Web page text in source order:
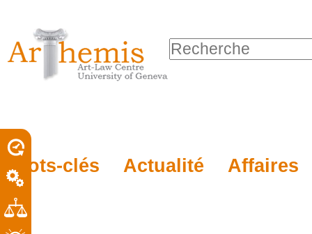
personnels
contenu.
à
la
navigation
Mots-clés Actualité Affaires
Chercher par